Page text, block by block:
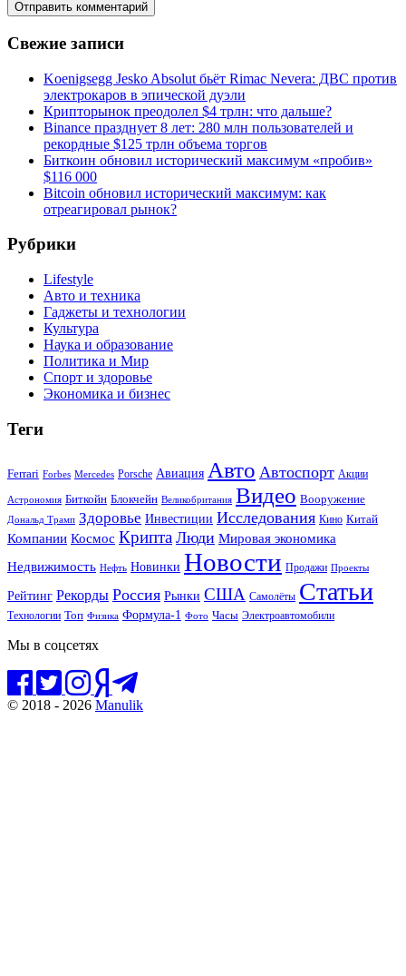
Свежие записи
Koenigsegg Jesko Absolut бьёт Rimac Nevera: ДВС против
электрокаров в эпической дуэли
Крипторынок преодолел $4 трлн: что дальше?
Binance празднует 8 лет: 280 млн пользователей и
рекордные $125 трлн объема торгов
Биткоин обновил исторический максимум «пробив»
$116 000
Bitcoin обновил исторический максимум: как
отреагировал рынок?
Рубрики
Lifestyle
Авто и техника
Гаджеты и технологии
Культура
Наука и образование
Политика и Мир
Спорт и здоровье
Экономика и бизнес
Теги
Ferrari Forbes Mercedes Porsche Авиация Авто Автоспорт Акции
Астрономия Биткойн Блокчейн Великобритания Видео Вооружение
Дональд Трамп Здоровье Инвестиции Исследования Кино Китай
Компании Космос Крипта Люди Мировая экономика
Недвижимость Нефть Новинки Новости Продажи Проекты
Рейтинг Рекорды Россия Рынки США Самолёты Статьи
Технологии Топ Физика Формула-1 Фото Часы Электроавтомобили
Мы в соцсетях
© 2018 - 2026 Manulik